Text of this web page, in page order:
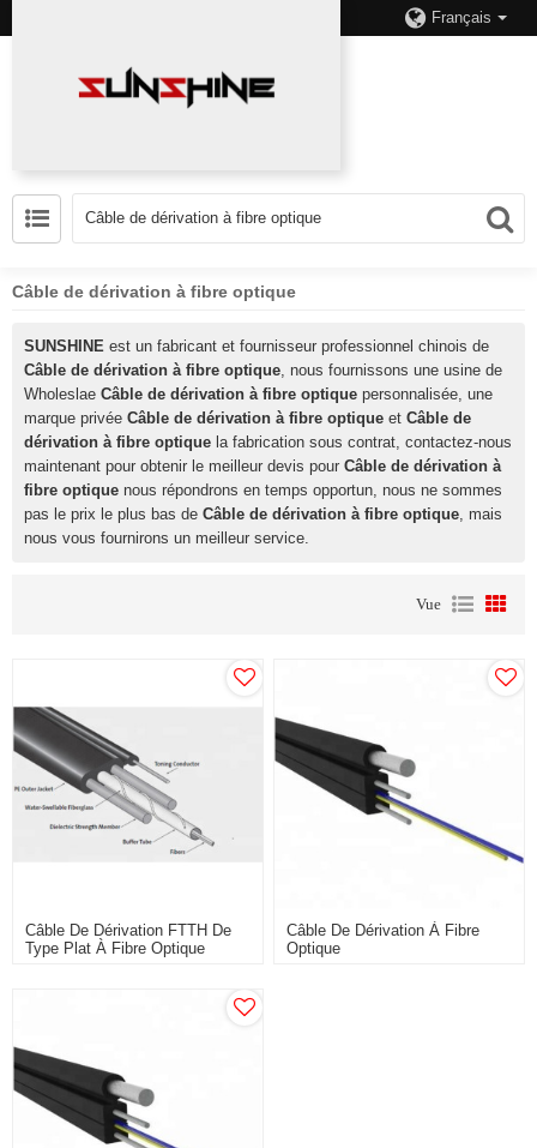
Français
Câble de dérivation à fibre optique
SUNSHINE est un fabricant et fournisseur professionnel chinois de
Câble de dérivation à fibre optique, nous fournissons une usine de
Wholeslae Câble de dérivation à fibre optique personnalisée, une
marque privée Câble de dérivation à fibre optique et Câble de
dérivation à fibre optique la fabrication sous contrat, contactez-nous
maintenant pour obtenir le meilleur devis pour Câble de dérivation à
fibre optique nous répondrons en temps opportun, nous ne sommes
pas le prix le plus bas de Câble de dérivation à fibre optique, mais
nous vous fournirons un meilleur service.
Vue
Câble De Dérivation FTTH De
Type Plat À Fibre Optique
Câble De Dérivation À Fibre
Optique